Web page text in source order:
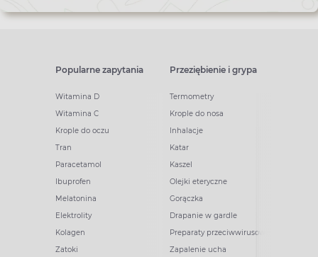
Popularne zapytania
Witamina D
Witamina C
Krople do oczu
Tran
Paracetamol
Ibuprofen
Melatonina
Elektrolity
Kolagen
Zatoki
Przeziębienie i grypa
Termometry
Krople do nosa
Inhalacje
Katar
Kaszel
Olejki eteryczne
Gorączka
Drapanie w gardle
Preparaty przeciwwirusowe
Zapalenie ucha